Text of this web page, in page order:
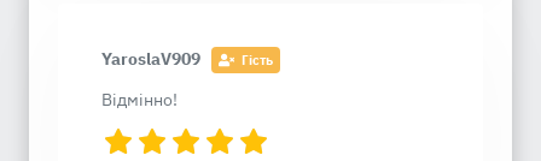
YaroslaV909 Гість
Відмінно!